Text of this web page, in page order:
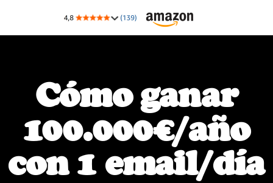
Cómo ganar
100.000€/año
con 1 email/día